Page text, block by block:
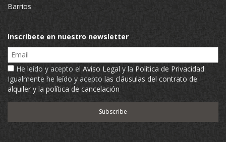
Barrios
Inscríbete en nuestro newsletter
Email
He leído y acepto el Aviso Legal y la Política de Privacidad.
Igualmente he leído y acepto las cláusulas del contrato de
alquiler y la política de cancelación